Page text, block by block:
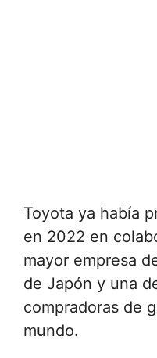
Toyota ya había
en 2022 en
mayor empresa
de Japón y una
compradoras de
mundo.